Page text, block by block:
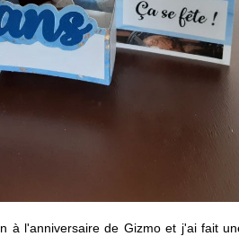
à l'anniversaire de Gizmo et j'ai fait